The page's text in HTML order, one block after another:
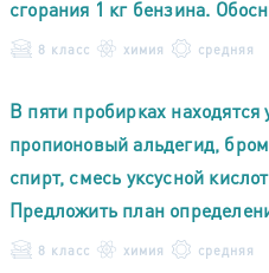
сгорания 1 кг бензина.
8 класс химия средняя
В пяти пробирках находятся
пропионовый альдегид,
спирт, смесь уксусной
Предложить план
8 класс химия средняя